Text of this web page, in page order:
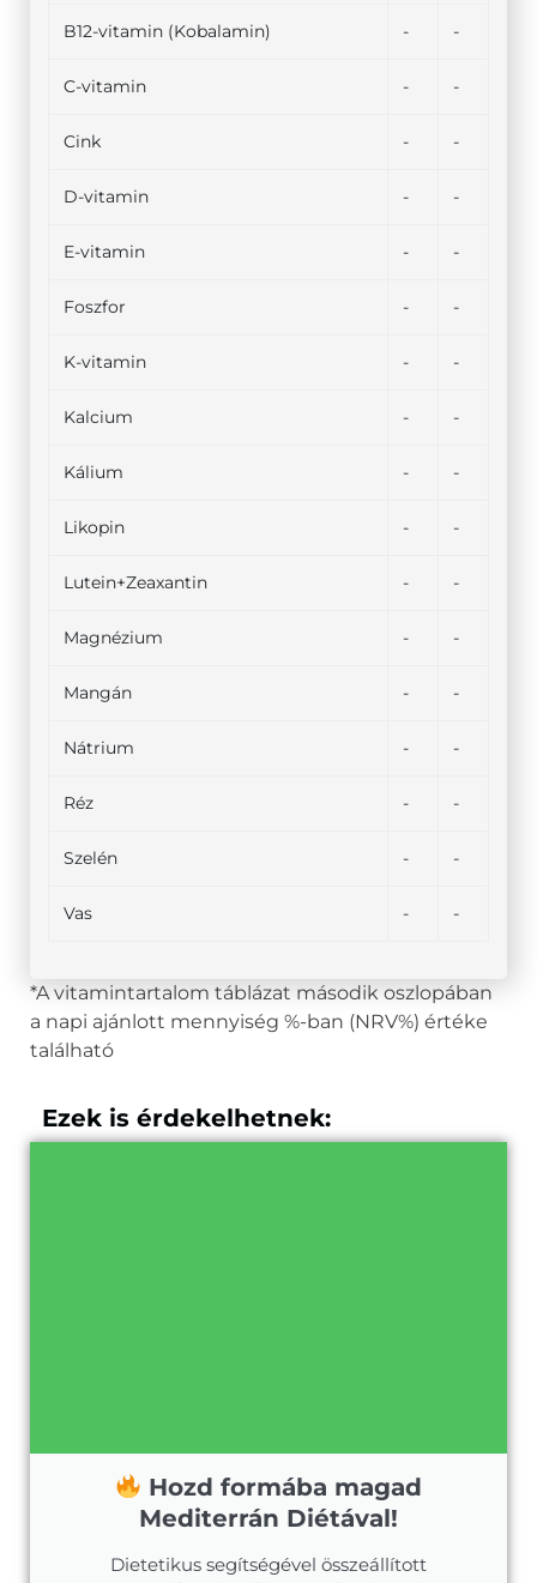
B12-vitamin (Kobalamin) - -
C-vitamin - -
Cink - -
D-vitamin - -
E-vitamin - -
Foszfor - -
K-vitamin - -
Kalcium - -
Kálium - -
Likopin - -
Lutein+Zeaxantin - -
Magnézium - -
Mangán - -
Nátrium - -
Réz - -
Szelén - -
Vas - -
*A vitamintartalom táblázat második oszlopában
a napi ajánlott mennyiség %-ban (NRV%) értéke
található
Ezek is érdekelhetnek:
Hozd formába magad
Mediterrán Diétával!
Dietetikus segítségével összeállított